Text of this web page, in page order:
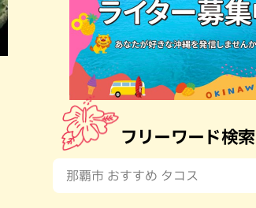
フリーワード検索